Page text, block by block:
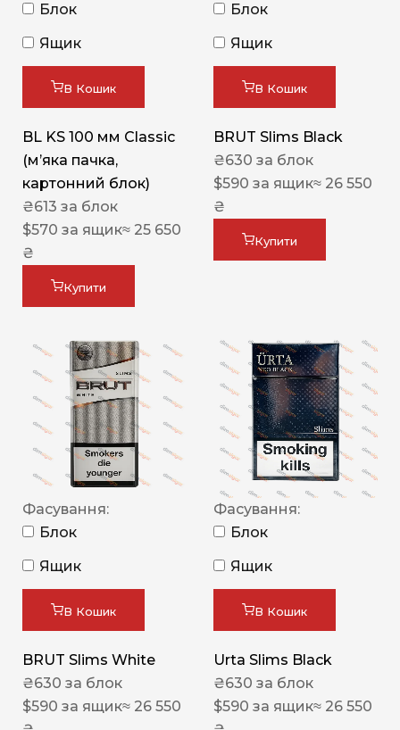
Блок
Ящик
В Кошик
BL KS 100 мм Classic
(м’яка пачка,
картонний блок)
₴613 за блок
$570 за ящик≈ 25 650
₴
Купити
Блок
Ящик
В Кошик
BRUT Slims Black
₴630 за блок
$590 за ящик≈ 26 550
₴
Купити
Фасування:
Блок
Ящик
В Кошик
BRUT Slims White
₴630 за блок
$590 за ящик≈ 26 550
Фасування:
Блок
Ящик
В Кошик
Urta Slims Black
₴630 за блок
$590 за ящик≈ 26 550